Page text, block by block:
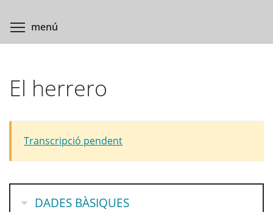
menú
El herrero
Transcripció pendent
OCULTA
DADES BÀSIQUES